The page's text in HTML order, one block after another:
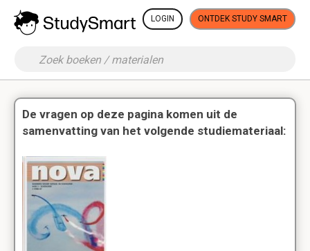
LOGIN ONTDEK STUDY SMART
De vragen op deze pagina komen uit de
samenvatting van het volgende studiemateriaal: